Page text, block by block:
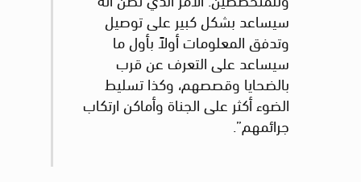
سيساعد بشكل كبير على توصيل
وتدفق المعلومات أولاً بأول ما
سيساعد على التعرف عن قرب
بالضحايا وقصصهم، وكذا تسليط
الضوء أكثر على الجناة وأماكن ارتكاب
جرائمهم”.